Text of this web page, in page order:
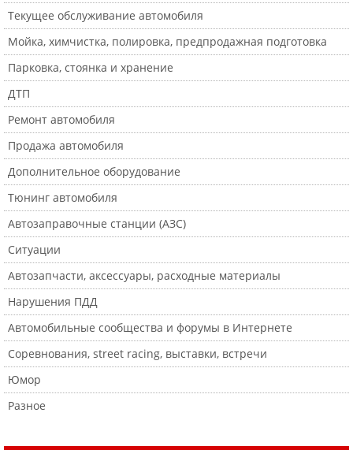
Текущее обслуживание автомобиля
Мойка, химчистка, полировка, предпродажная подготовка
Парковка, стоянка и хранение
ДТП
Ремонт автомобиля
Продажа автомобиля
Дополнительное оборудование
Тюнинг автомобиля
Автозаправочные станции (АЗС)
Ситуации
Автозапчасти, аксессуары, расходные материалы
Нарушения ПДД
Автомобильные сообщества и форумы в Интернете
Соревнования, street racing, выставки, встречи
Юмор
Разное